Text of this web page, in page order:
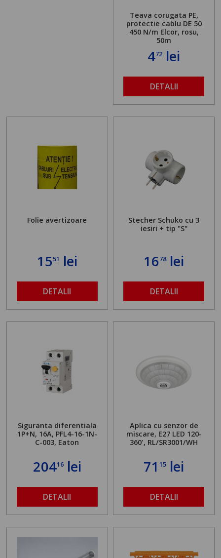
Teava corugata PE,
protectie cablu DE 50
450 N/m Elcor, rosu,
50m
472 lei
DETALII
Folie avertizoare
1551 lei
DETALII
Stecher Schuko cu 3
iesiri + tip "S"
1678lei
DETALII
Siguranta diferentiala
1P+N, 16A, PFL4-16-1N-
C-003, Eaton
20416lei
DETALII
Aplica cu senzor de
miscare, E27 LED 120-
360', RL/SR3001/WH
7115 lei
DETALII